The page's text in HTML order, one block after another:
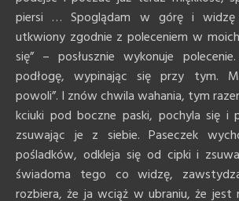
piersi … Spoglądam w górę i
utkwiony zgodnie z poleceniem w
się” – posłusznie wykonuje
podłogę, wypinając się przy tym.
powoli”. I znów chwila wahania, tym
kciuki pod boczne paski, pochyla się i
zsuwając je z siebie. Paseczek
pośladków, odkleja się od cipki i
świadoma tego co widzę,
rozbiera, że ja wciąż w ubraniu, że